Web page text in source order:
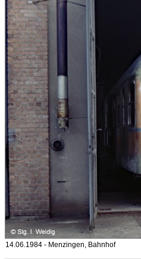
14.06.1984 - Menzingen, Bahnhof